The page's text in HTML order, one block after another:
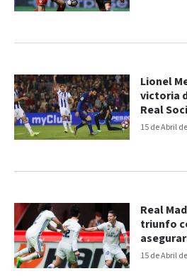
15 de Abril
Lionel
victoria
Real
15 de Abril
Real
triunfo